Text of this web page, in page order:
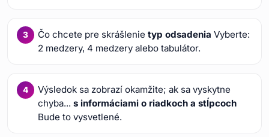
Čo chcete pre skrášlenie typ odsadenia Vyberte:
2 medzery, 4 medzery alebo tabulátor.
Výsledok sa zobrazí okamžite; ak sa vyskytne
chyba... s informáciami o riadkoch a stĺpcoch
Bude to vysvetlené.